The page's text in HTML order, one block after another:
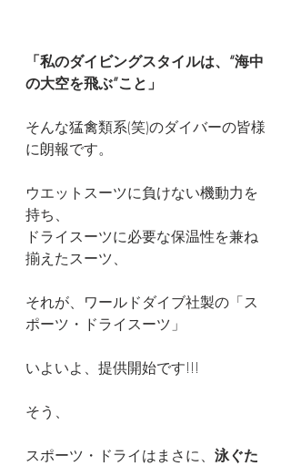
「私のダイビングスタイルは、“海中
の大空を飛ぶ”こと」
そんな猛禽類系(笑)のダイバーの皆様
に朗報です。
ウエットスーツに負けない機動力を
持ち、
ドライスーツに必要な保温性を兼ね
揃えたスーツ、
それが、ワールドダイブ社製の「ス
ポーツ・ドライスーツ」
いよいよ、提供開始です!!!
そう、
スポーツ・ドライはまさに、 泳ぐた